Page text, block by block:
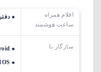
اقلام همراه
ساعت هوشمند
سازگار با
Android
IOS